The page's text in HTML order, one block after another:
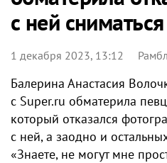
с ней
1 декабря 2023, 13:12
Балерина Анастасия
с Super.ru обматерила
который отказался
с ней, а заодно и
«Знаете, не могут мне